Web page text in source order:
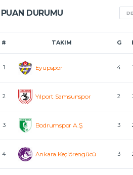
PUAN DURUMU
# TAKIM G
1 Eyüpspor 4
2 Yılport Samsunspor 2
3 Bodrumspor A.Ş. 3
4 Ankara Keçiörengücü 3